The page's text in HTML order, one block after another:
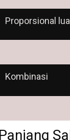
Proporsional
Kombinasi